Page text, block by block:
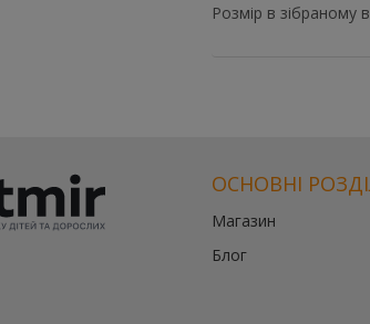
Розмір в зібраному
ОСНОВНІ
Магазин
Блог